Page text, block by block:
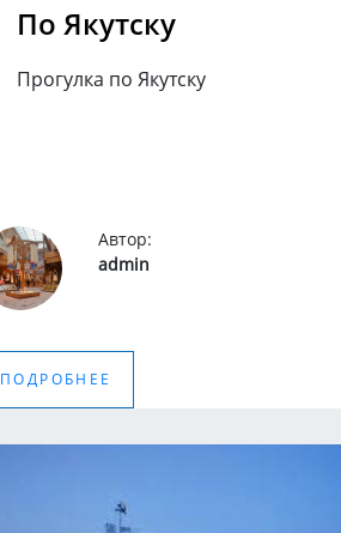
По Якутску
Прогулка по Якутску
Автор:
admin
ПОДРОБНЕЕ